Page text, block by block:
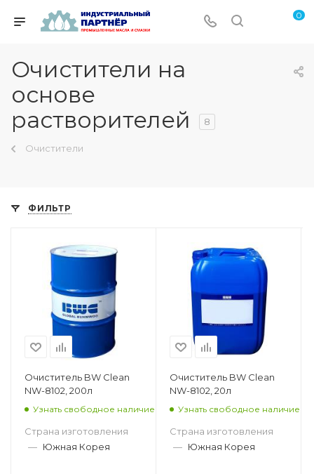
0
Очистители на
основе
растворителей
8
Очистители
ФИЛЬТР
Очиститель BW Clean
NW-8102, 200л
Узнать свободное наличие
Страна изготовления
— Южная Корея
Очиститель BW Clean
NW-8102, 20л
Узнать свободное наличие
Страна изготовления
— Южная Корея